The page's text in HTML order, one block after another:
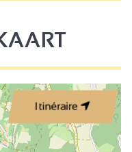
Itinéraire